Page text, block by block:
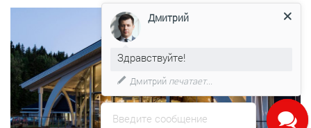
Введите сообщение
Здравствуйте!
Мы подготовили для Вас
специальное предложение!